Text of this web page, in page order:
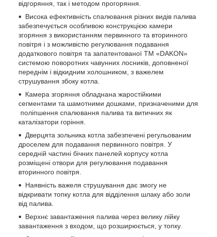
відгоряння, так і методом прогоряння.
Висока ефективність спалювання різних видів палива
забезпечується особливою конструкцією камери
згоряння з використанням первинного та вторинного
повітря і з можливістю регулювання подавання
додаткового повітря та запатентованої ТМ «DAKON»
системою поворотних чавунних лосників, доповненої
переднім і відкидним холошником, з важелем
струшування збоку котла.
Камера згоряння обладнана жаростійкими
сегментами та шамотними дошками, призначеними для
поліпшення спалювання палива та витичних як
каталізатори горіння.
Дверцята зольника котла забезпечені регульованим
дроселем для подавання первинного повітря. У
середній частині бічних панелей корпусу котла
розміщені отвори для регулювання подавання
вторинного повітря.
Наявність важеля струшування дає змогу не
відкривати топку котла для відділення шлаку або золи
від палива.
Верхнє завантаження палива через велику лійку
завантаження з входом, що розширюється, у топку.